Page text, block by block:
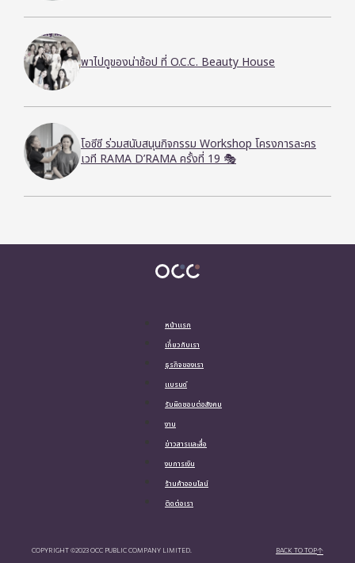
พาไปดูของน่าช้อป ที่ O.C.C. Beauty House
โอซีซี ร่วมสนับสนุนกิจกรรม Workshop โครงการละคร
เวที RAMA D’RAMA ครั้งที่ 19 🎭
หน้าแรก
เกี่ยวกับเรา
ธุรกิจของเรา
แบรนด์
รับผิดชอบต่อสังคม
งาน
ข่าวสารและสื่อ
งบการเงิน
ร้านค้าออนไลน์
ติดต่อเรา
COPYRIGHT ©2023 OCC PUBLIC COMPANY LIMITED. BACK TO TOP